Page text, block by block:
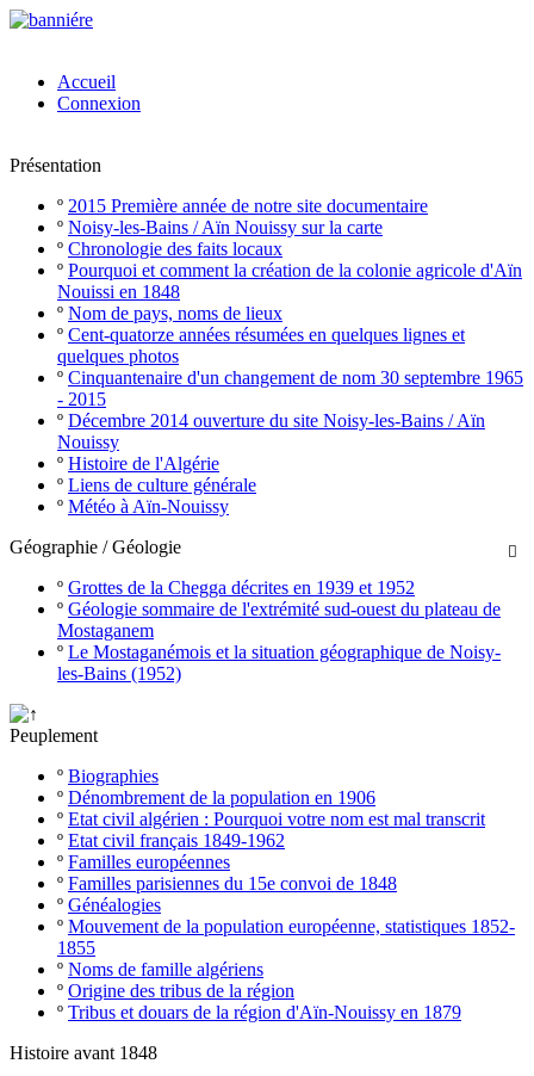
Accueil
Connexion
Présentation
º 2015 Première année de notre site documentaire
º Noisy-les-Bains / Aïn Nouissy sur la carte
º Chronologie des faits locaux
º Pourquoi et comment la création de la colonie agricole d'Aïn
Nouissi en 1848
º Nom de pays, noms de lieux
º Cent-quatorze années résumées en quelques lignes et
quelques photos
º Cinquantenaire d'un changement de nom 30 septembre 1965
- 2015
º Décembre 2014 ouverture du site Noisy-les-Bains / Aïn
Nouissy
º Histoire de l'Algérie
º Liens de culture générale
º Météo à Aïn-Nouissy

Géographie / Géologie
º Grottes de la Chegga décrites en 1939 et 1952
º Géologie sommaire de l'extrémité sud-ouest du plateau de
Mostaganem
º Le Mostaganémois et la situation géographique de Noisy-
les-Bains (1952)
Peuplement
º Biographies
º Dénombrement de la population en 1906
º Etat civil algérien : Pourquoi votre nom est mal transcrit
º Etat civil français 1849-1962
º Familles européennes
º Familles parisiennes du 15e convoi de 1848
º Généalogies
º Mouvement de la population européenne, statistiques 1852-
1855
º Noms de famille algériens
º Origine des tribus de la région
º Tribus et douars de la région d'Aïn-Nouissy en 1879
Histoire avant 1848